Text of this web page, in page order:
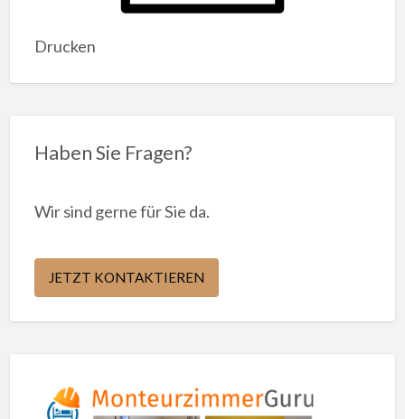
Drucken
Haben Sie Fragen?
Wir sind gerne für Sie da.
JETZT KONTAKTIEREN